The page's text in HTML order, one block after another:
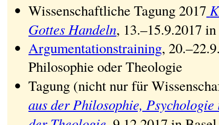
Wissenschaftliche Tagung 2017
Gottes Handeln, 13.–15.9.2017
Argumentationstraining,
Philosophie oder Theologie
Tagung (nicht nur für
aus der Philosophie,